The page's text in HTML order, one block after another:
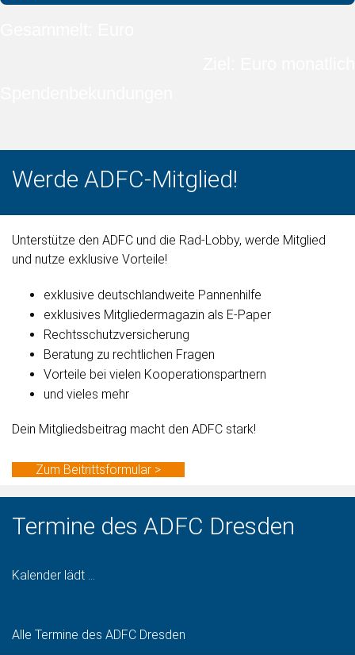
Werde ADFC-Mitglied!
Unterstütze den ADFC und die Rad-Lobby, werde Mitglied
und nutze exklusive Vorteile!
exklusive deutschlandweite Pannenhilfe
exklusives Mitgliedermagazin als E-Paper
Rechtsschutzversicherung
Beratung zu rechtlichen Fragen
Vorteile bei vielen Kooperationspartnern
und vieles mehr
Dein Mitgliedsbeitrag macht den ADFC stark!
Zum Beitrittsformular >
Termine des ADFC Dresden
Kalender lädt ...
Alle Termine des ADFC Dresden